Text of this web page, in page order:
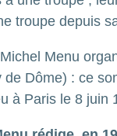
troupe depuis
Menu
de Dôme) : ce
à Paris le 8 juin